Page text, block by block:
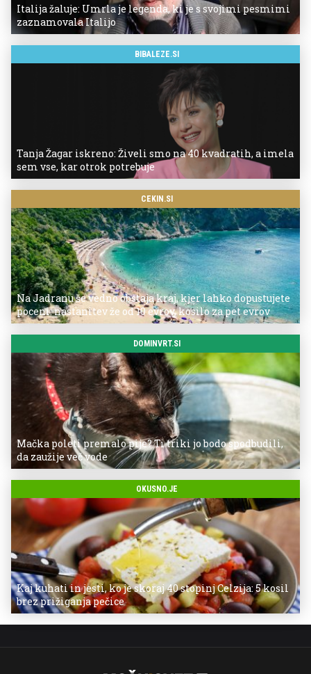
Italija žaluje: Umrla je legenda, ki je s svojimi pesmimi
zaznamovala Italijo
BIBALEZE.SI
Tanja Žagar iskreno: Živeli smo na 40 kvadratih, a imela
sem vse, kar otrok potrebuje
CEKIN.SI
Na Jadranu še vedno obstaja kraj, kjer lahko dopustujete
poceni: nastanitev že od 10 evrov, kosilo za pet evrov
DOMINVRT.SI
Mačka poleti premalo pije? Ti triki jo bodo spodbudili,
da zaužije več vode
OKUSNO.JE
Kaj kuhati in jesti, ko je skoraj 40 stopinj Celzija: 5 kosil
brez prižiganja pečice